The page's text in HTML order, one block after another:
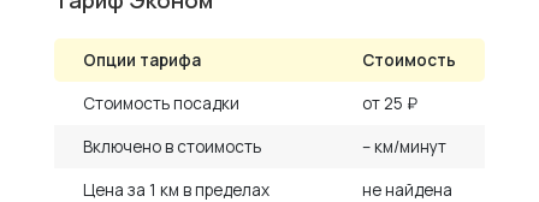
Опции тарифа
Стоимость
Стоимость посадки
от 25 ₽
Включено в стоимость
– км/минут
Цена за 1 км в пределах
не найдена